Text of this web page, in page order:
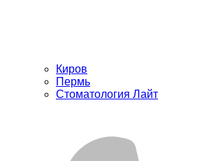
Киров
Пермь
Стоматология Лайт